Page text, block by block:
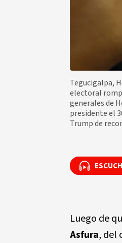
Tegucigalpa,
electoral
generales de
presidente el
Trump de
Luego de
Asfura, del